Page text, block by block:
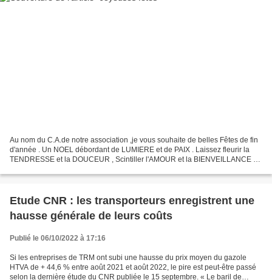
Au nom du C.A.de notre association ,je vous souhaite de belles Fêtes de fin
d'année . Un NOEL débordant de LUMIERE et de PAIX . Laissez fleurir la
TENDRESSE et la DOUCEUR , Scintiller l'AMOUR et la BIENVEILLANCE en
Etude CNR : les transporteurs enregistrent une
hausse générale de leurs coûts
Publié le 06/10/2022 à 17:16
Si les entreprises de TRM ont subi une hausse du prix moyen du gazole
HTVA de + 44,6 % entre août 2021 et août 2022, le pire est peut-être passé
selon la dernière étude du CNR publiée le 15 septembre. « Le baril de